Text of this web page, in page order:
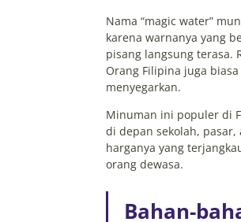
Nama “magic water”
karena warnanya yang
pisang langsung terasa.
Orang Filipina juga
menyegarkan.
Minuman ini populer di
di depan sekolah,
harganya yang
orang dewasa.
Bahan-